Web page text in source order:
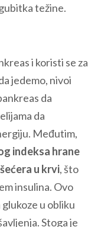
težine.
i koristi se za
jedemo, nivoi
da
da
Međutim,
indeksa hrane
u krvi, što
insulina. Ovo
u obliku
Stoga je